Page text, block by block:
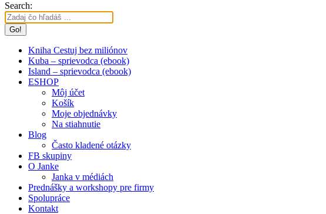
Search:
Kniha Cestuj bez miliónov
Kuba – sprievodca (ebook)
Island – sprievodca (ebook)
ESHOP
Môj účet
Košík
Moje objednávky
Na stiahnutie
Blog
Často kladené otázky
FB skupiny
O Janke
Janka v médiách
Prednášky a workshopy pre firmy
Spolupráce
Kontakt